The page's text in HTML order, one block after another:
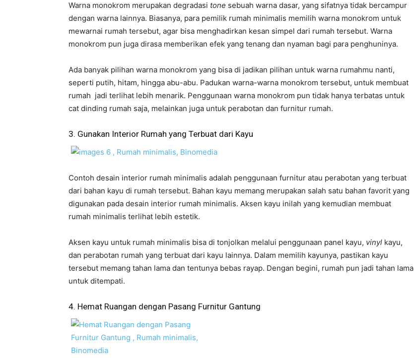
Warna monokrom merupakan degradasi tone sebuah warna dasar, yang sifatnya tidak bercampur
dengan warna lainnya. Biasanya, para pemilik rumah minimalis memilih warna monokrom untuk
mewarnai rumah tersebut, agar bisa menghadirkan kesan simpel dari rumah tersebut. Warna
monokrom pun juga dirasa memberikan efek yang tenang dan nyaman bagi para penghuninya.
Ada banyak pilihan warna monokrom yang bisa di jadikan pilihan untuk warna rumahmu nanti,
seperti putih, hitam, hingga abu-abu. Padukan warna-warna monokrom tersebut, untuk membuat
rumah jadi terlihat lebih menarik. Penggunaan warna monokrom pun tidak hanya terbatas untuk
cat dinding rumah saja, melainkan juga untuk perabotan dan furnitur rumah.
3. Gunakan Interior Rumah yang Terbuat dari Kayu
Contoh desain interior rumah minimalis adalah penggunaan furnitur atau perabotan yang terbuat
dari bahan kayu di rumah tersebut. Bahan kayu memang merupakan salah satu bahan favorit yang
digunakan pada desain interior rumah minimalis. Aksen kayu inilah yang kemudian membuat
rumah minimalis terlihat lebih estetik.
Aksen kayu untuk rumah minimalis bisa di tonjolkan melalui penggunaan panel kayu, vinyl kayu,
dan perabotan rumah yang terbuat dari kayu lainnya. Dalam memilih kayunya, pastikan kayu
tersebut memang tahan lama dan tentunya bebas rayap. Dengan begini, rumah pun jadi tahan lama
untuk ditempati.
4. Hemat Ruangan dengan Pasang Furnitur Gantung